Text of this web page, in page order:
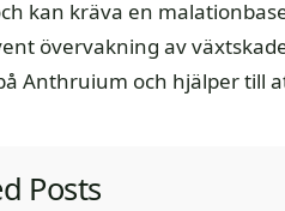
kan kräva en
övervakning av
Anthruium och hjälper till
Posts